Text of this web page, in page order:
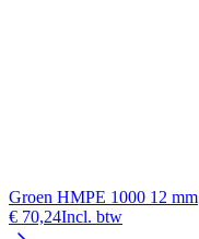
Groen HMPE 1000 12 mm
€ 70,24Incl. btw